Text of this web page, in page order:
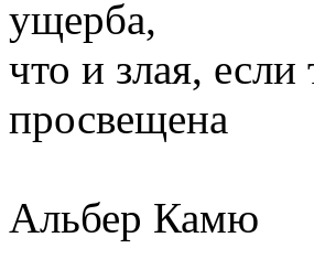
ущерба,
что и злая, если
просвещена
Альбер Камю